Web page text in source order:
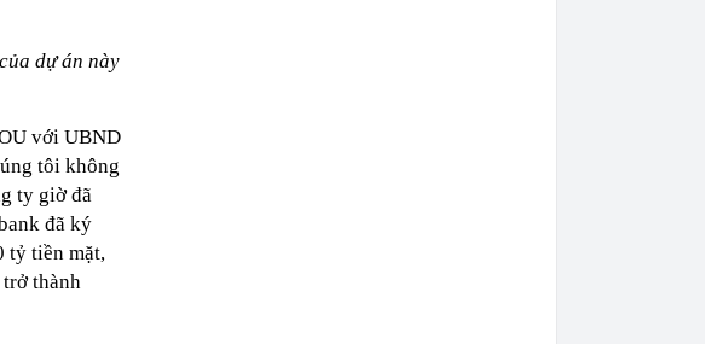
dự án này
với UBND
tôi không
ty giờ đã
đã ký
tỷ tiền mặt,
thành